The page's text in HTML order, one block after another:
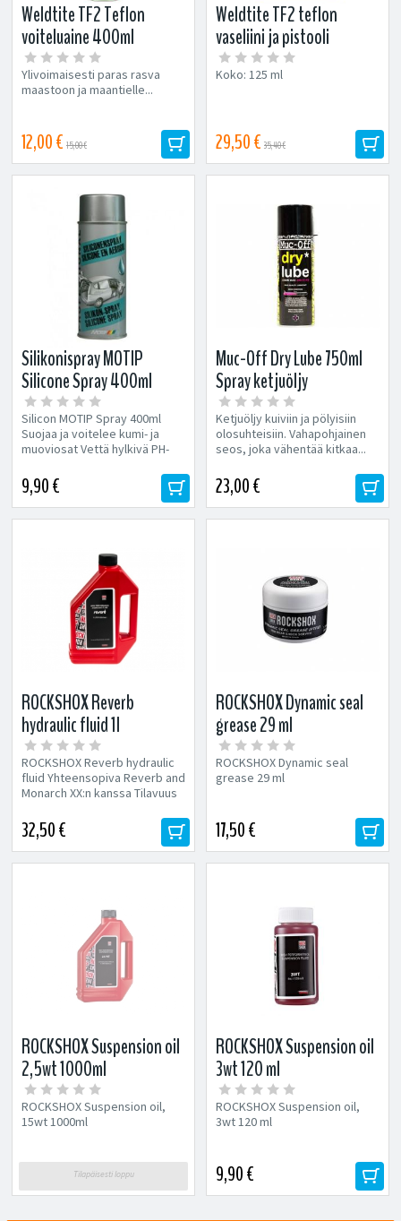
Weldtite TF2 Teflon
voiteluaine 400ml
Ylivoimaisesti paras rasva
maastoon ja maantielle...
12,00 € 15,00 €
Weldtite TF2 teflon
vaseliini ja pistooli
Koko: 125 ml
29,50 € 35,40 €
Silikonispray MOTIP
Silicone Spray 400ml
Silicon MOTIP Spray 400ml
Suojaa ja voitelee kumi- ja
muoviosat Vettä hylkivä PH-
9,90 €
Muc-Off Dry Lube 750ml
Spray ketjuöljy
Ketjuöljy kuiviin ja pölyisiin
olosuhteisiin. Vahapohjainen
seos, joka vähentää kitkaa...
23,00 €
ROCKSHOX Reverb
hydraulic fluid 1l
ROCKSHOX Reverb hydraulic
fluid Yhteensopiva Reverb and
Monarch XX:n kanssa Tilavuus
32,50 €
ROCKSHOX Dynamic seal
grease 29 ml
ROCKSHOX Dynamic seal
grease 29 ml
17,50 €
ROCKSHOX Suspension oil
2,5wt 1000ml
ROCKSHOX Suspension oil,
15wt 1000ml
Tilapäisesti loppu
ROCKSHOX Suspension oil
3wt 120 ml
ROCKSHOX Suspension oil,
3wt 120 ml
9,90 €